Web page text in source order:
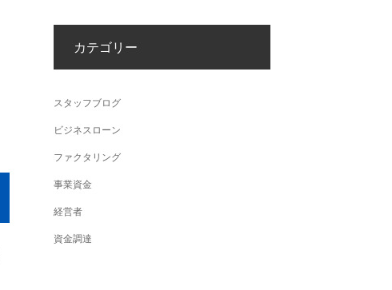
カテゴリー
スタッフブログ
ビジネスローン
ファクタリング
事業資金
経営者
資金調達